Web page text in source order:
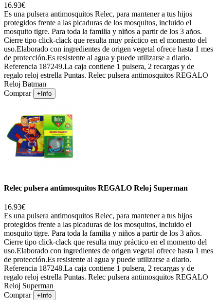
16.93€
Es una pulsera antimosquitos Relec, para mantener a tus hijos
protegidos frente a las picaduras de los mosquitos, incluido el
mosquito tigre. Para toda la familia y niños a partir de los 3 años.
Cierre tipo click-clack que resulta muy práctico en el momento del
uso.Elaborado con ingredientes de origen vegetal ofrece hasta 1 mes
de protección.Es resistente al agua y puede utilizarse a diario.
Referencia 187249.La caja contiene 1 pulsera, 2 recargas y de
regalo reloj estrella Puntas. Relec pulsera antimosquitos REGALO
Reloj Batman
Comprar
+Info
Relec pulsera antimosquitos REGALO Reloj Superman
16.93€
Es una pulsera antimosquitos Relec, para mantener a tus hijos
protegidos frente a las picaduras de los mosquitos, incluido el
mosquito tigre. Para toda la familia y niños a partir de los 3 años.
Cierre tipo click-clack que resulta muy práctico en el momento del
uso.Elaborado con ingredientes de origen vegetal ofrece hasta 1 mes
de protección.Es resistente al agua y puede utilizarse a diario.
Referencia 187248.La caja contiene 1 pulsera, 2 recargas y de
regalo reloj estrella Puntas. Relec pulsera antimosquitos REGALO
Reloj Superman
Comprar
+Info